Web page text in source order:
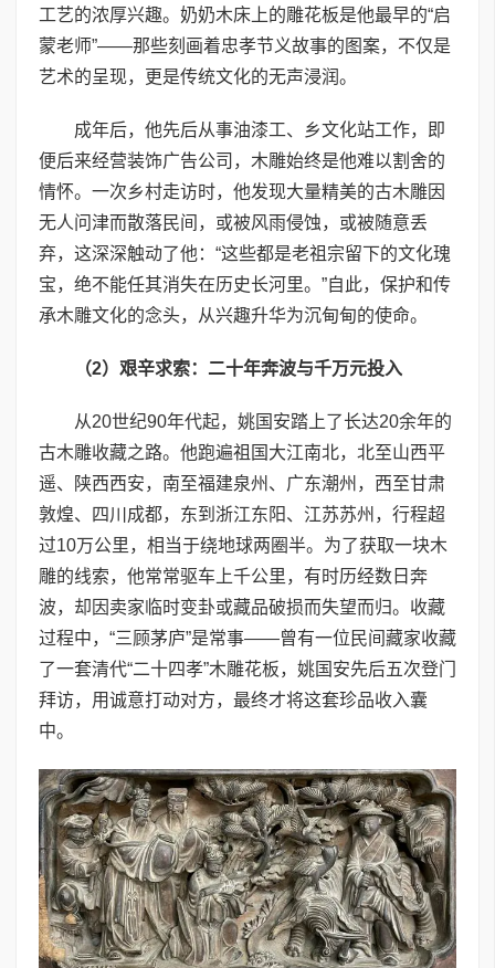
工艺的浓厚兴趣。奶奶木床上的雕花板是他最早的“启
蒙老师”——那些刻画着忠孝节义故事的图案，不仅是
艺术的呈现，更是传统文化的无声浸润。
成年后，他先后从事油漆工、乡文化站工作，即
便后来经营装饰广告公司，木雕始终是他难以割舍的
情怀。一次乡村走访时，他发现大量精美的古木雕因
无人问津而散落民间，或被风雨侵蚀，或被随意丢
弃，这深深触动了他：“这些都是老祖宗留下的文化瑰
宝，绝不能任其消失在历史长河里。”自此，保护和传
承木雕文化的念头，从兴趣升华为沉甸甸的使命。
（2）艰辛求索：二十年奔波与千万元投入
从20世纪90年代起，姚国安踏上了长达20余年的
古木雕收藏之路。他跑遍祖国大江南北，北至山西平
遥、陕西西安，南至福建泉州、广东潮州，西至甘肃
敦煌、四川成都，东到浙江东阳、江苏苏州，行程超
过10万公里，相当于绕地球两圈半。为了获取一块木
雕的线索，他常常驱车上千公里，有时历经数日奔
波，却因卖家临时变卦或藏品破损而失望而归。收藏
过程中，“三顾茅庐”是常事——曾有一位民间藏家收藏
了一套清代“二十四孝”木雕花板，姚国安先后五次登门
拜访，用诚意打动对方，最终才将这套珍品收入囊
中。